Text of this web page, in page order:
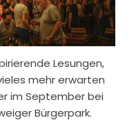
Lesungen,
mehr erwarten
im September bei
Bürgerpark.